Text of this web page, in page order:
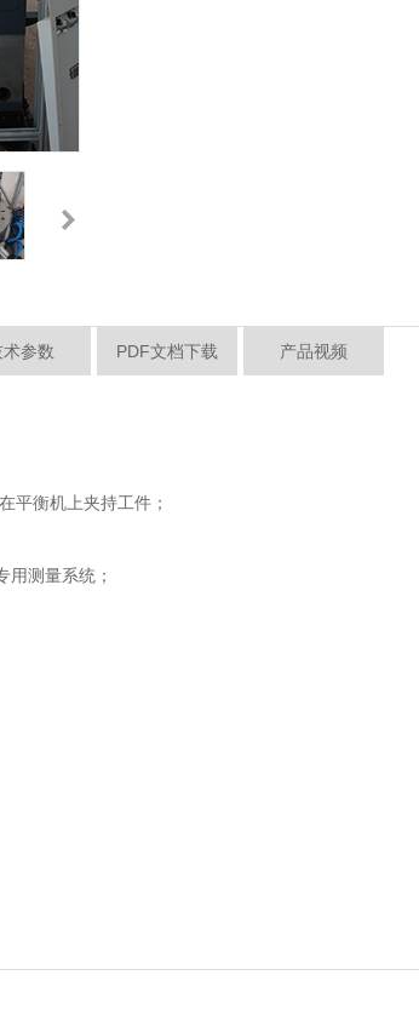
术参数 PDF文档下载 产品视频
平衡机上夹持工件；
用测量系统；